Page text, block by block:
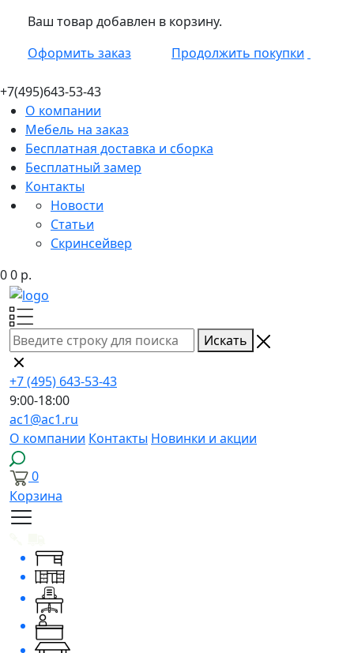
Ваш товар добавлен в корзину.
Оформить заказ
Продолжить покупки
+7(495)643-53-43
О компании
Мебель на заказ
Бесплатная доставка и сборка
Бесплатный замер
Контакты
Новости
Статьи
Скринсейвер
00 р.
Искать
+7 (495) 643-53-43
9:00-18:00
ac1@ac1.ru
О компании Контакты Новинки и акции
0
Корзина